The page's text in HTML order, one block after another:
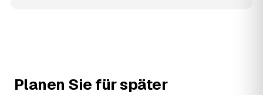
Planen Sie für später